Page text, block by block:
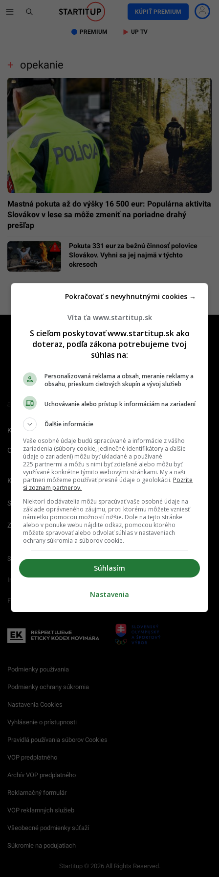
KÚPIŤ PREMIUM
PREMIUM UP TV
opekanie
Mastná pokuta až do výšky 16 500 eur: Populárna aktivita
Slovákov v lese sa môže zmeniť na poriadne drahý
prešľap
Pokuta 331 eur za bežnú činnosť polovice
Slovákov. Vyhni sa jej najmä v týchto
okresoch
Člen združenia IAB Slovakia
Kontakt
O nás Redakcia
Nahlásiť
chybu
Kariéra
Spravovať notifikácie
Zrušiť predplatné
Startitup.sk Fontech.sk Odzadu.sk
Interez.sk Emefka.sk Receptik.sk
Femm.sk
Podmienky používania
Podmienky ochrany súkromia
Nastavenia Cookies
Vyhlásenie o prístupnosti
Pravidlá používania súborov Cookies
VOP predplatného
Archív VOP predplatného
Reklamačný formulár
VOP reklamných služieb
Všeobecné podmienky súťaží
Súkromie na podujatiach
Startitup © 2026 All Rights Reserved.
Víta ťa www.startitup.sk
S cieľom poskytovať www.startitup.sk ako
doteraz, podľa zákona potrebujeme tvoj
súhlas na:
Personalizovaná reklama a obsah, meranie reklamy a
obsahu, prieskum cieľových skupín a vývoj služieb
Uchovávanie alebo prístup k informáciám na zariadení
Ďalšie informácie
Vaše osobné údaje budú spracúvané a informácie z vášho
zariadenia (súbory cookie, jedinečné identifikátory a ďalšie
údaje o zariadení) môžu byť ukladané a používané
225 partnermi a môžu s nimi byť zdieľané alebo môžu byť
využívané konkrétne týmito webovými stránkami. My a naši
partneri môžeme používať presné údaje o geolokácii. Pozrite
si zoznam partnerov.
Niektorí dodávatelia môžu spracúvať vaše osobné údaje na
základe oprávneného záujmu, proti ktorému môžete vzniesť
námietku pomocou možností nižšie. Dole na tejto stránke
alebo v ponuke webu nájdite odkaz, pomocou ktorého
môžete spravovať alebo odvolať súhlas v nastaveniach
ochrany súkromia a súborov cookie.
Súhlasím
Pokračovať s nevyhnutnými cookies →
Nastavenia